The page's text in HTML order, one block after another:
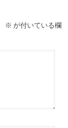
※ が付いている欄